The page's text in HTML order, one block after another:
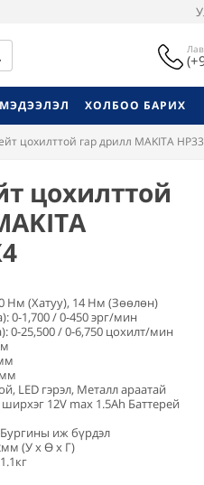
ХОЛБОО БАРИХ
цохилттой гар дрилл MAKITA
цохилттой
Нм (Хатуу), 14 Нм (Зөөлөн)
0-1,700 / 0-450 эрг/мин
0-25,500 / 0-6,750 цохилт/мин
LED гэрэл, Металл араатай
12V max 1.5Ah Баттерей
Бургины иж бүрдэл
(У x Ө x Г)